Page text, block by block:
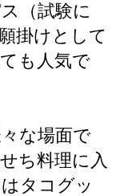
（試験に
掛けとして
も人気で
な場面で
ち料理に入
タコグッ